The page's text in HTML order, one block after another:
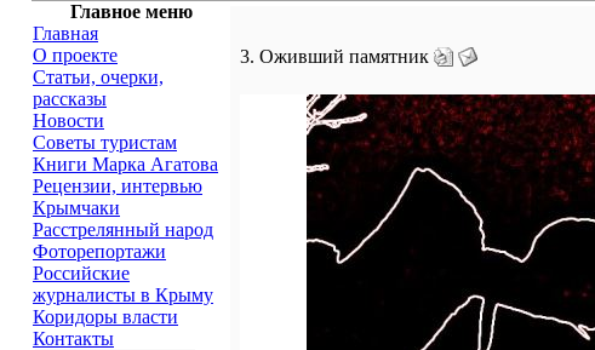
Главное меню
Главная
О проекте
Статьи, очерки,
рассказы
Новости
Советы туристам
Книги Марка Агатова
Рецензии, интервью
Крымчаки
Расстрелянный народ
Фоторепортажи
Российские
журналисты в Крыму
Коридоры власти
Контакты
3. Оживший памятник